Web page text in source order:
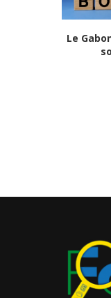
Le